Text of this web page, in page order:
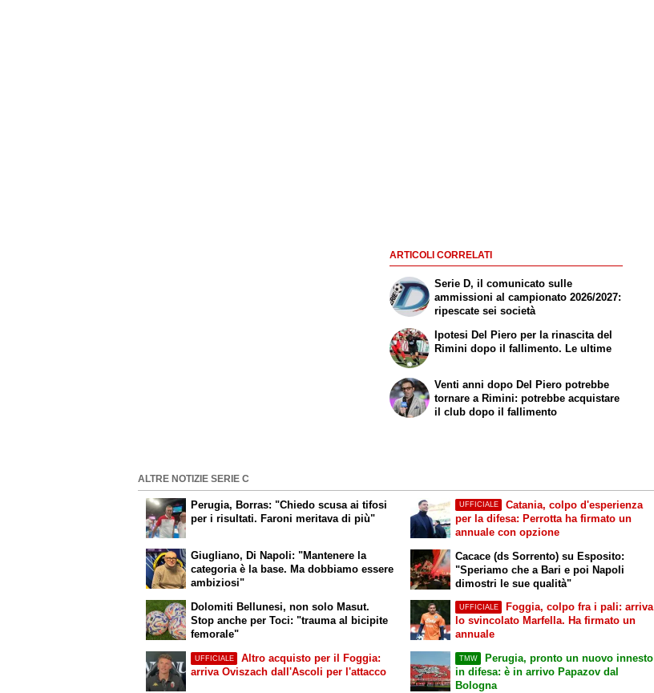
ARTICOLI CORRELATI
Serie D, il comunicato sulle
ammissioni al campionato 2026/2027:
ripescate sei società
Ipotesi Del Piero per la rinascita del
Rimini dopo il fallimento. Le ultime
Venti anni dopo Del Piero potrebbe
tornare a Rimini: potrebbe acquistare
il club dopo il fallimento
ALTRE NOTIZIE SERIE C
Perugia, Borras: "Chiedo scusa ai tifosi
per i risultati. Faroni meritava di più"
Giugliano, Di Napoli: "Mantenere la
categoria è la base. Ma dobbiamo essere
ambiziosi"
UFFICIALE
Catania, colpo d'esperienza
per la difesa: Perrotta ha firmato un
annuale con opzione
Cacace (ds Sorrento) su Esposito:
"Speriamo che a Bari e poi Napoli
dimostri le sue qualità"
Dolomiti Bellunesi, non solo Masut.
Stop anche per Toci: "trauma al bicipite
femorale"
UFFICIALE
Altro acquisto per il Foggia:
arriva Oviszach dall'Ascoli per l'attacco
UFFICIALE
Foggia, colpo fra i pali: arriva
lo svincolato Marfella. Ha firmato un
annuale
TMW
Perugia, pronto un nuovo innesto
in difesa: è in arrivo Papazov dal
Bologna